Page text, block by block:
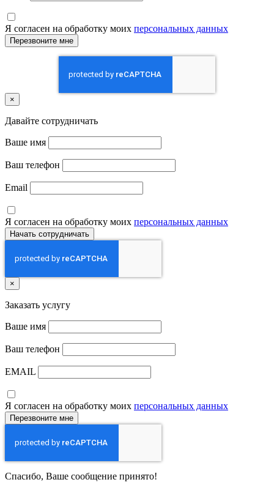
Я согласен на обработку моих персональных данных
×
Давайте сотрудничать
Ваше имя
Ваш телефон
Email
Я согласен на обработку моих персональных данных
×
Заказать услугу
Ваше имя
Ваш телефон
EMAIL
Я согласен на обработку моих персональных данных
Спасибо, Ваше сообщение принято!